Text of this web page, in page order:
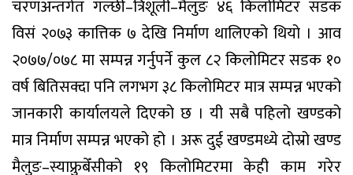
चरणअन्तर्गत गल्छी–त्रिशूली–मैलुङ ४६ किलोमिटर सडक
विसं २०७३ कात्तिक ७ देखि निर्माण थालिएको थियो । आव
२०७७/०७८ मा सम्पन्न गर्नुपर्ने कुल ८२ किलोमिटर सडक १०
वर्ष बितिसक्दा पनि लगभग ३८ किलोमिटर मात्र सम्पन्न भएको
जानकारी कार्यालयले दिएको छ । यी सबै पहिलो खण्डको
मात्र निर्माण सम्पन्न भएको हो । अरू दुई खण्डमध्ये दोस्रो खण्ड
मैलुङ–स्याफ्रुबेँसीको १९ किलोमिटरमा केही काम गरेर